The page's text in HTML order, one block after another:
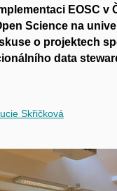
EOSC v
Science na
o projektech
data
Skřičková